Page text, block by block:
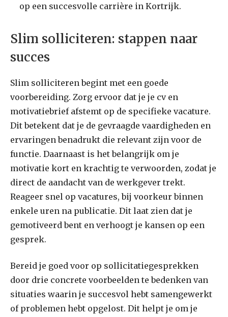
op een succesvolle carrière in Kortrijk.
Slim solliciteren: stappen naar
succes
Slim solliciteren begint met een goede
voorbereiding. Zorg ervoor dat je je cv en
motivatiebrief afstemt op de specifieke vacature.
Dit betekent dat je de gevraagde vaardigheden en
ervaringen benadrukt die relevant zijn voor de
functie. Daarnaast is het belangrijk om je
motivatie kort en krachtig te verwoorden, zodat je
direct de aandacht van de werkgever trekt.
Reageer snel op vacatures, bij voorkeur binnen
enkele uren na publicatie. Dit laat zien dat je
gemotiveerd bent en verhoogt je kansen op een
gesprek.
Bereid je goed voor op sollicitatiegesprekken
door drie concrete voorbeelden te bedenken van
situaties waarin je succesvol hebt samengewerkt
of problemen hebt opgelost. Dit helpt je om je